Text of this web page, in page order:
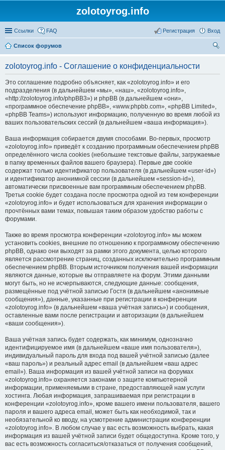
zolotoyrog.info
Ссылки FAQ Вход
Регистрация
Список форумов
zolotoyrog.info - Соглашение о конфиденциальности
Это соглашение подробно объясняет, как «zolotoyrog.info» и его
подразделения (в дальнейшем «мы», «наш», «zolotoyrog.info»,
«http://zolotoyrog.info/phpBB3») и phpBB (в дальнейшем «они»,
«программное обеспечение phpBB», «www.phpbb.com», «phpBB Limited»,
«phpBB Teams») используют информацию, полученную во время любой из
ваших пользовательских сессий (в дальнейшем «ваша информация»).
Ваша информация собирается двумя способами. Во-первых, просмотр
«zolotoyrog.info» приведёт к созданию программным обеспечением phpBB
определённого числа cookies (небольшие текстовые файлы, загружаемые
в папку временных файлов вашего браузера). Первые две cookie
содержат только идентификатор пользователя (в дальнейшем «user-id»)
и идентификатор анонимной сессии (в дальнейшем «session-id»),
автоматически присвоенные вам программным обеспечением phpBB.
Третья cookie будет создана после просмотра одной из тем конференции
«zolotoyrog.info» и будет использоваться для хранения информации о
прочтённых вами темах, повышая таким образом удобство работы с
форумами.
Также во время просмотра конференции «zolotoyrog.info» мы можем
установить cookies, внешние по отношению к программному обеспечению
phpBB, однако они выходят за рамки этого документа, целью которого
является рассмотрение страниц, созданных исключительно программным
обеспечением phpBB. Вторым источником получения вашей информации
являются данные, которые вы отправляете на форум. Этими данными
могут быть, но не исчерпываются, следующие данные: сообщения,
размещённые под учётной записью Гостя (в дальнейшем «анонимные
сообщения»), данные, указанные при регистрации в конференции
«zolotoyrog.info» (в дальнейшем «ваша учётная запись») и сообщения,
оставленные вами после регистрации и авторизации (в дальнейшем
«ваши сообщения»).
Ваша учётная запись будет содержать, как минимум, однозначно
идентифицируемое имя (в дальнейшем «ваше имя пользователя»),
индивидуальный пароль для входа под вашей учётной записью (далее
«ваш пароль») и реальный адрес email (в дальнейшем «ваш адрес
email»). Ваша информация из вашей учётной записи на форумах
«zolotoyrog.info» охраняется законами о защите компьютерной
информации, применяемыми в стране, предоставляющей нам услуги
хостинга. Любая информация, запрашиваемая при регистрации в
конференции «zolotoyrog.info», кроме вашего имени пользователя, вашего
пароля и вашего адреса email, может быть как необходимой, так и
необязательной ко вводу, на усмотрение администрации конференции
«zolotoyrog.info». В любом случае у вас есть возможность выбрать, какая
информация из вашей учётной записи будет общедоступна. Кроме того, у
вас есть возможность согласиться/отказаться от получения сообщений,